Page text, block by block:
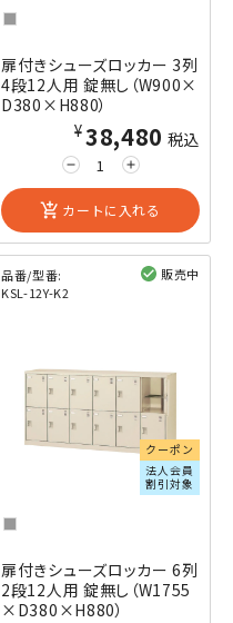
扉付きシューズロッカー 3列
4段12人用 錠無し（W900×
D380×H880）
remove add
¥38,480 税込
add_shopping_cart カートに入れる
品番/型番:
KSL-12Y-K2
販売中
クーポン
法人会員
割引対象
扉付きシューズロッカー 6列
2段12人用 錠無し（W1755
×D380×H880）